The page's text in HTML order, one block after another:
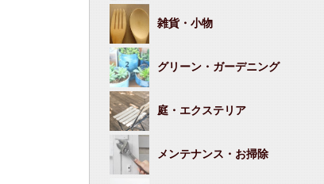
雑貨・小物
グリーン・ガーデニング
庭・エクステリア
メンテナンス・お掃除